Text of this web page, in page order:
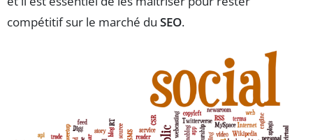
compétitif sur le marché du SEO.